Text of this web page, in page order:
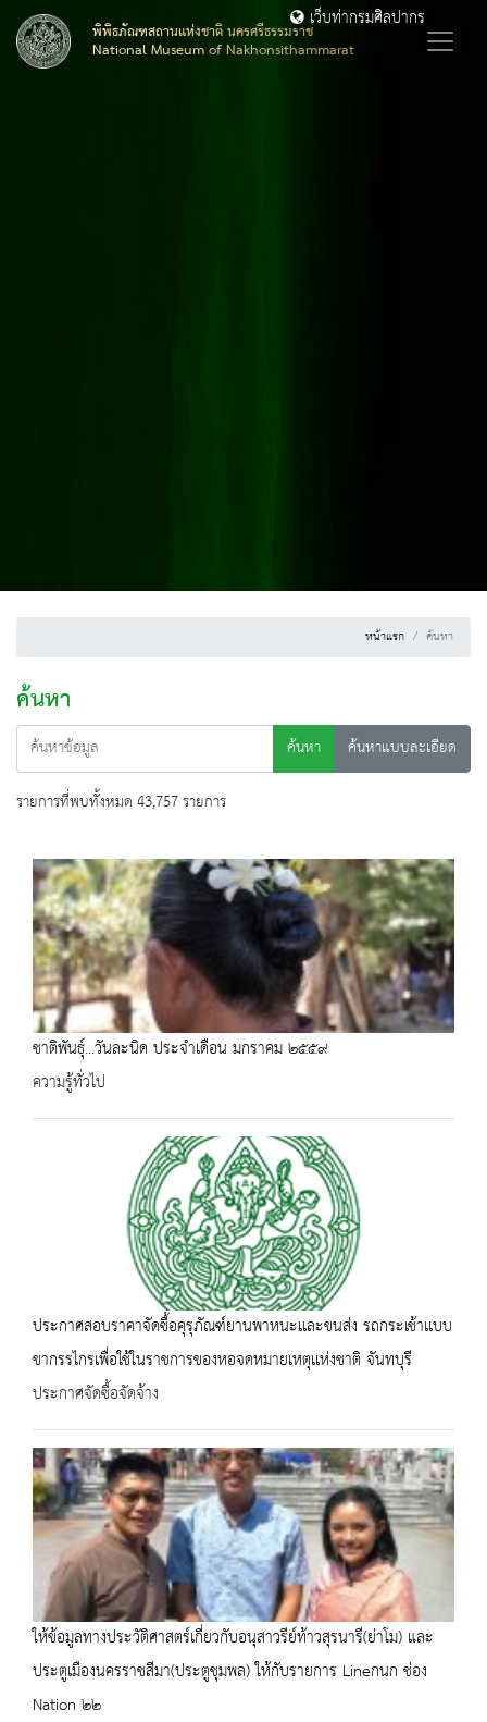
พิพิธภัณฑสถานแห่งชาติ นครศรีธรรมราช
National Museum of Nakhonsithammarat
เว็บท่ากรมศิลปากร
หน้าแรก ค้นหา
ค้นหา
ค้นหา
ค้นหาแบบละเอียด
รายการที่พบทั้งหมด 43,757 รายการ
ชาติพันธุ์...วันละนิด ประจำเดือน มกราคม ๒๕๕๙
ความรู้ทั่วไป
ประกาศสอบราคาจัดซื้อคุรุภัณฑ์ยานพาหนะเเละขนส่ง รถกระเช้าเเบบ
ขากรรไกรเพื่อใช้ในราชการของหอจดหมายเหตุเเห่งชาติ จันทบุรี
ประกาศจัดซื้อจัดจ้าง
ให้ข้อมูลทางประวัติศาสตร์เกี่ยวกับอนุสาวรีย์ท้าวสุรนารี(ย่าโม) และ
ประตูเมืองนครราชสีมา(ประตูชุมพล) ให้กับรายการ Lineกนก ช่อง
Nation ๒๒